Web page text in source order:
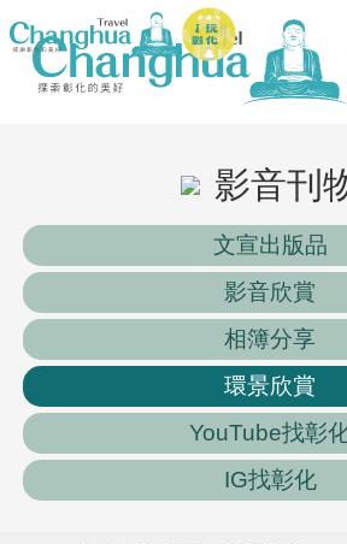
影音刊
文宣出版品
影音欣賞
相簿分享
環景欣賞
YouTube找彰
IG找彰化